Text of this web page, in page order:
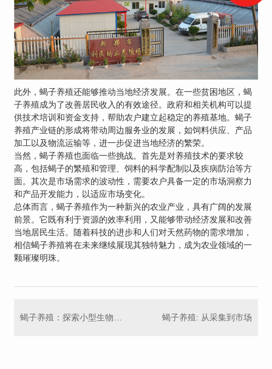
此外，蝎子养殖还能够推动当地经济发展。在一些贫困地区，蝎
子养殖成为了改善居民收入的有效途径。政府和相关机构可以提
供技术培训和资金支持，帮助农户建立起稳定的养殖基地。蝎子
养殖产业链的形成将带动周边服务业的发展，如饲料供应、产品
加工以及物流运输等，进一步促进当地经济的繁荣。
当然，蝎子养殖也面临一些挑战。首先是对养殖技术的要求较
高，包括蝎子的繁殖和管理、饲料的科学配制以及疾病防治等方
面。其次是市场需求的波动性，需要农户具备一定的市场洞察力
和产品开发能力，以适应市场变化。
总体而言，蝎子养殖作为一种新兴的农业产业，具有广阔的发展
前景。它既有利于资源的效率利用，又能够带动经济发展和改善
当地居民生活。随着科技的进步和人们对天然药物的需求增加，
相信蝎子养殖将在未来继续展现其独特魅力，成为农业领域的一
颗璀璨明珠。
蝎子养殖: 从采集到市场